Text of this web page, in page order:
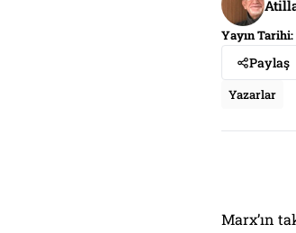
Yayın Tarihi:
Paylaş
Yazarlar
Marx’ın